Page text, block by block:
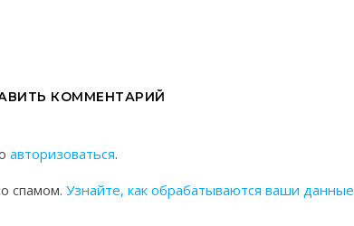
КОММЕНТАРИЙ
авторизоваться.
спамом. Узнайте, как обрабатываются ваши данные